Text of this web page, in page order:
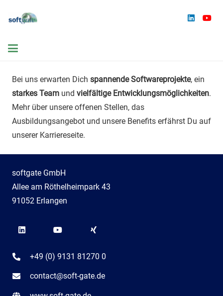
Bei uns erwarten Dich spannende Softwareprojekte, ein
starkes Team und vielfältige Entwicklungsmöglichkeiten.
Mehr über unsere offenen Stellen, das
Ausbildungsangebot und unsere Benefits erfährst Du auf
unserer Karriereseite.
softgate GmbH
Allee am Röthelheimpark 43
91052 Erlangen
+49 (0) 9131 81270 0
contact@soft-gate.de